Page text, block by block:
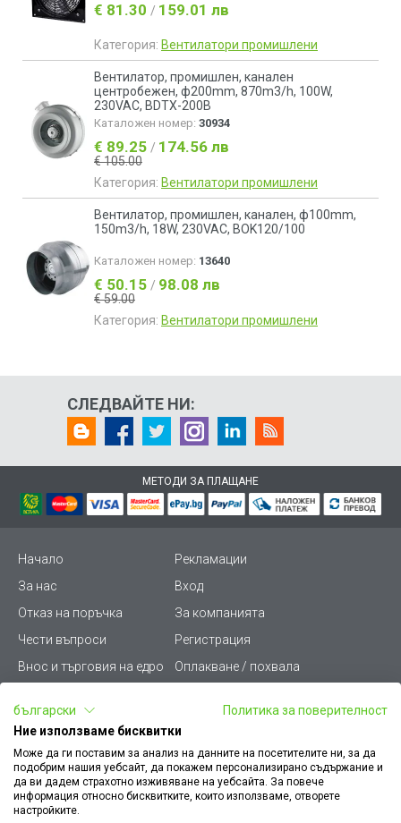
€ 81.30 / 159.01 лв
Категория: Вентилатори промишлени
Вентилатор, промишлен, канален
центробежен, ф200mm, 870m3/h, 100W,
230VAC, BDTX-200B
Каталожен номер: 30934
€ 89.25 / 174.56 лв
€ 105.00
Категория: Вентилатори промишлени
Вентилатор, промишлен, канален, ф100mm,
150m3/h, 18W, 230VAC, BOK120/100
Каталожен номер: 13640
€ 50.15 / 98.08 лв
€ 59.00
Категория: Вентилатори промишлени
СЛЕДВАЙТЕ НИ:
МЕТОДИ ЗА ПЛАЩАНЕ
Начало
Рекламации
За нас
Вход
Отказ на поръчка
За компанията
Чести въпроси
Регистрация
Внос и търговия на едро
Оплакване / похвала
Условия за ползване
Стани дистрибутор
КЗП
Карта на сайта
Кариери
Как да намеря документ
към поръчка
Платформа за AРС
български
Политика за поверителност
Ние използваме бисквитки
Може да ги поставим за анализ на данните на посетителите ни, за да
подобрим нашия уебсайт, да покажем персонализирано съдържание и
да ви дадем страхотно изживяване на уебсайта. За повече
информация относно бисквитките, които използваме, отворете
настройките.